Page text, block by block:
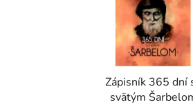
Zápisník 365 dní
svätým